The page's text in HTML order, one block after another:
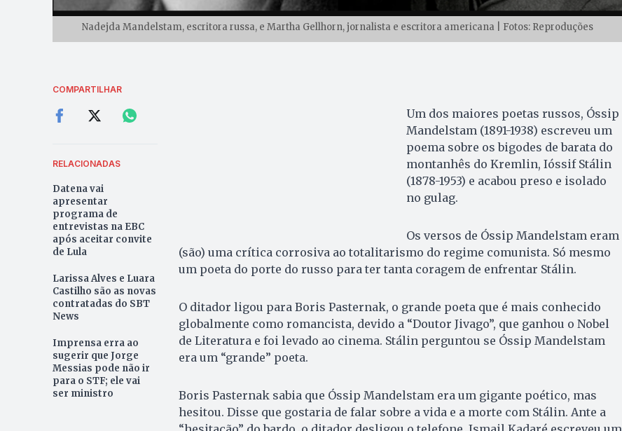
Nadejda Mandelstam, escritora russa, e Martha Gellhorn, jornalista e escritora americana | Fotos: Reproduções
COMPARTILHAR
RELACIONADAS
Datena vai
apresentar
programa de
entrevistas na EBC
após aceitar convite
de Lula
Larissa Alves e Luara
Castilho são as novas
contratadas do SBT
News
Imprensa erra ao
sugerir que Jorge
Messias pode não ir
para o STF; ele vai
ser ministro
Um dos maiores poetas russos, Óssip
Mandelstam (1891-1938) escreveu um
poema sobre os bigodes de barata do
montanhês do Kremlin, Ióssif Stálin
(1878-1953) e acabou preso e isolado
no gulag.
Os versos de Óssip Mandelstam eram
(são) uma crítica corrosiva ao totalitarismo do regime comunista. Só mesmo
um poeta do porte do russo para ter tanta coragem de enfrentar Stálin.
O ditador ligou para Boris Pasternak, o grande poeta que é mais conhecido
globalmente como romancista, devido a “Doutor Jivago”, que ganhou o Nobel
de Literatura e foi levado ao cinema. Stálin perguntou se Óssip Mandelstam
era um “grande” poeta.
Boris Pasternak sabia que Óssip Mandelstam era um gigante poético, mas
hesitou. Disse que gostaria de falar sobre a vida e a morte com Stálin. Ante a